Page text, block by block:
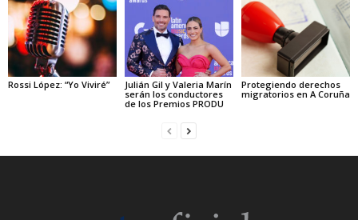
Rossi López: “Yo Viviré”
Julián Gil y Valeria Marín
serán los conductores
de los Premios PRODU
Protegiendo derechos
migratorios en A Coruña